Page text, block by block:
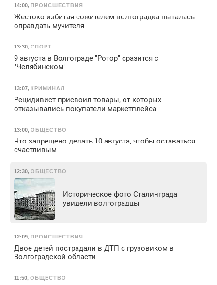
14:00, ПРОИСШЕСТВИЯ
Жестоко избитая сожителем волгоградка пыталась
оправдать мучителя
13:30, СПОРТ
9 августа в Волгограде "Ротор" сразится с
"Челябинском"
13:07, КРИМИНАЛ
Рецидивист присвоил товары, от которых
отказывались покупатели маркетплейса
13:00, ОБЩЕСТВО
Что запрещено делать 10 августа, чтобы оставаться
счастливым
12:30, ОБЩЕСТВО
Историческое фото Сталинграда
увидели волгоградцы
12:09, ПРОИСШЕСТВИЯ
Двое детей пострадали в ДТП с грузовиком в
Волгоградской области
11:50, ОБЩЕСТВО